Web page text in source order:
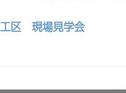
区 現場見学会